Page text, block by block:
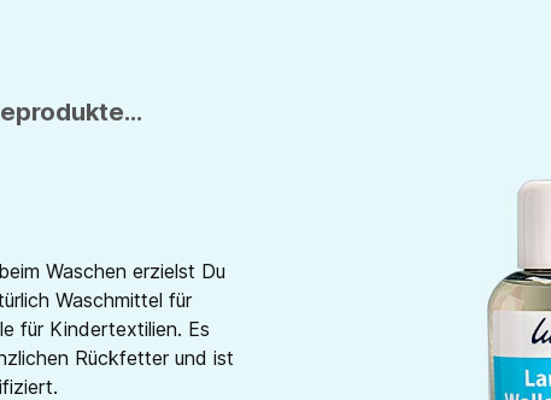
Waschen erzielst Du
Waschmittel für
für Kindertextilien. Es
Rückfetter und ist